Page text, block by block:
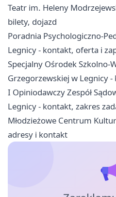
Teatr im. Heleny
bilety, dojazd
Poradnia Psychologiczno-
Legnicy - kontakt, oferta i
Specjalny Ośrodek Szkolno-
Grzegorzewskiej w Legnicy
I Opiniodawczy Zespół
Legnicy - kontakt, zakres
Młodzieżowe Centrum
adresy i kontakt